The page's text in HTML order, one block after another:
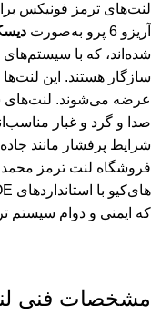
آریزو 6 پرو به‌صورت
سازگار هستند. این
عرضه می‌شوند. لنت‌های
صدا و گرد و غبار
شرایط پرفشار مانند
فروشگاه لنت ترمز محمد،
که ایمنی و دوام سیستم
مشخصات فنی